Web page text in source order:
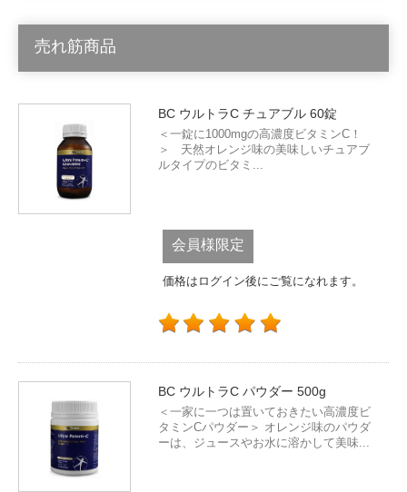
売れ筋商品
BC ウルトラC チュアブル 60錠
＜一錠に1000mgの高濃度ビタミンC！
＞ 天然オレンジ味の美味しいチュアブ
ルタイプのビタミ...
会員様限定
価格はログイン後にご覧になれます。
BC ウルトラC パウダー 500g
＜一家に一つは置いておきたい高濃度ビ
タミンCパウダー＞ オレンジ味のパウダ
ーは、ジュースやお水に溶かして美味...